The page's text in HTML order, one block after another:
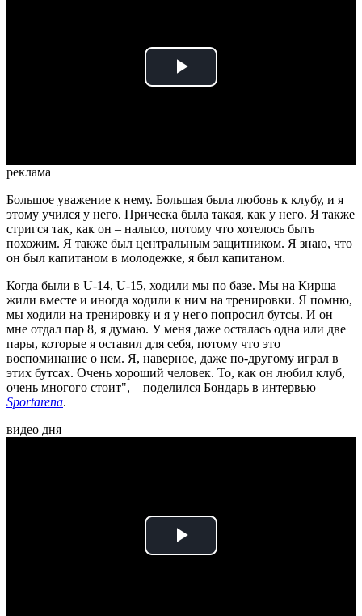
Play
реклама
Большое уважение к нему. Большая была любовь к клубу, и я
этому учился у него. Прическа была такая, как у него. Я также
стригся так, как он – налысо, потому что хотелось быть
похожим. Я также был центральным защитником. Я знаю, что
он был капитаном в молодежке, я был капитаном.
Когда были в U-14, U-15, ходили мы по базе. Мы на Кирша
жили вместе и иногда ходили к ним на тренировки. Я помню,
мы ходили на тренировку и я у него попросил бутсы. И он
мне отдал пар 8, я думаю. У меня даже осталась одна или две
пары, которые я оставил для себя, потому что это
воспоминание о нем. Я, наверное, даже по-другому играл в
этих бутсах. Очень хороший человек. То, как он любил клуб,
очень многого стоит", – поделился Бондарь в интервью
Sportarena.
видео дня
Play